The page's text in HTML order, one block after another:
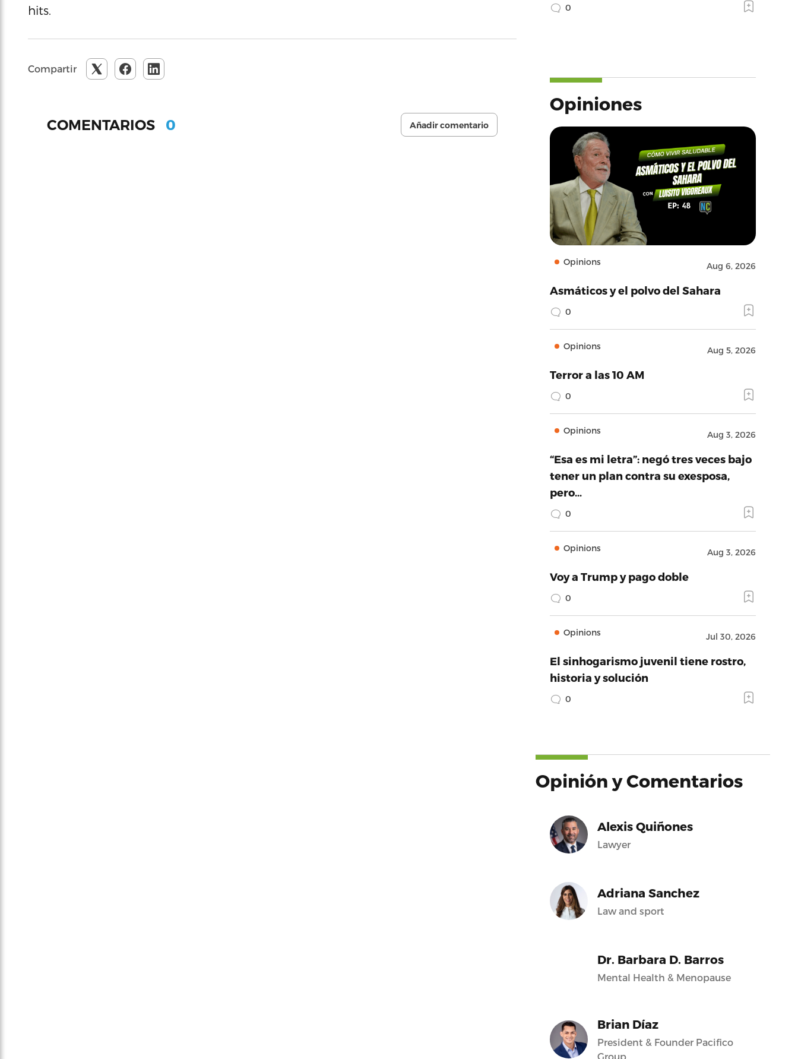
hits.
Compartir
COMENTARIOS 0 Añadir comentario
0
Opiniones
Opinions Aug 6, 2026
Asmáticos y el polvo del Sahara
0
Opinions Aug 5, 2026
Terror a las 10 AM
0
Opinions Aug 3, 2026
“Esa es mi letra”: negó tres veces bajo
tener un plan contra su exesposa,
pero…
0
Opinions Aug 3, 2026
Voy a Trump y pago doble
0
Opinions Jul 30, 2026
El sinhogarismo juvenil tiene rostro,
historia y solución
0
Opinión y Comentarios
Alexis Quiñones
Lawyer
Adriana Sanchez
Law and sport
Dr. Barbara D. Barros
Mental Health & Menopause
Brian Díaz
President & Founder Pacifico
Group